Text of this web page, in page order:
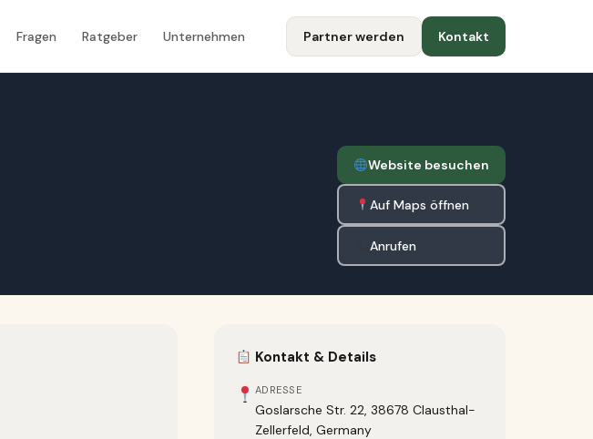
Fragen Ratgeber Unternehmen Partner werden Kontakt
Website besuchen
Auf Maps öffnen
Anrufen
Kontakt & Details
ADRESSE
Goslarsche Str. 22, 38678 Clausthal-
Zellerfeld, Germany